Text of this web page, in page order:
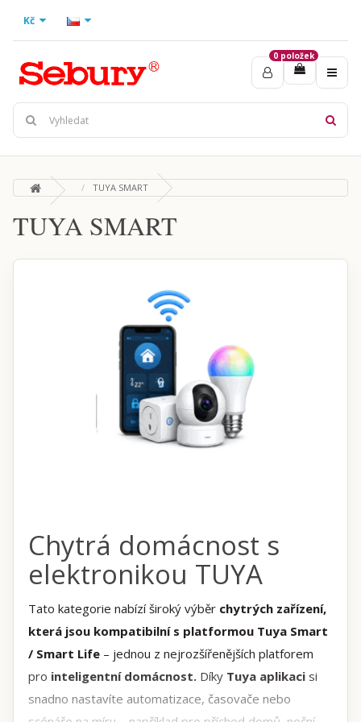
Kč
0 položek
TUYA SMART
TUYA SMART
Chytrá domácnost s
elektronikou TUYA
Tato kategorie nabízí široký výběr chytrých zařízení,
která jsou kompatibilní s platformou Tuya Smart
/ Smart Life – jednou z nejrozšířenějších platforem
pro inteligentní domácnost. Díky Tuya aplikaci si
snadno nastavíte automatizace, časovače nebo